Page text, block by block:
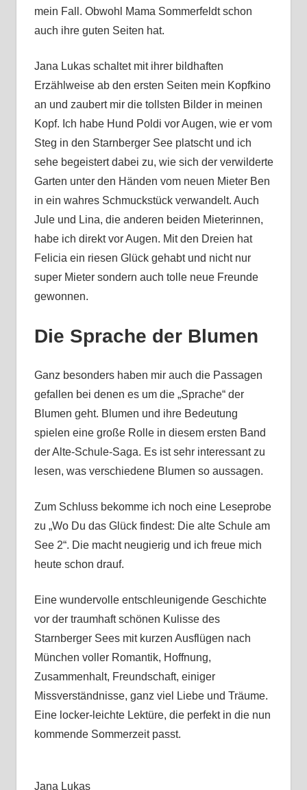
mein Fall. Obwohl Mama Sommerfeldt schon
auch ihre guten Seiten hat.
Jana Lukas schaltet mit ihrer bildhaften
Erzählweise ab den ersten Seiten mein Kopfkino
an und zaubert mir die tollsten Bilder in meinen
Kopf. Ich habe Hund Poldi vor Augen, wie er vom
Steg in den Starnberger See platscht und ich
sehe begeistert dabei zu, wie sich der verwilderte
Garten unter den Händen vom neuen Mieter Ben
in ein wahres Schmuckstück verwandelt. Auch
Jule und Lina, die anderen beiden Mieterinnen,
habe ich direkt vor Augen. Mit den Dreien hat
Felicia ein riesen Glück gehabt und nicht nur
super Mieter sondern auch tolle neue Freunde
gewonnen.
Die Sprache der Blumen
Ganz besonders haben mir auch die Passagen
gefallen bei denen es um die „Sprache“ der
Blumen geht. Blumen und ihre Bedeutung
spielen eine große Rolle in diesem ersten Band
der Alte-Schule-Saga. Es ist sehr interessant zu
lesen, was verschiedene Blumen so aussagen.
Zum Schluss bekomme ich noch eine Leseprobe
zu „Wo Du das Glück findest: Die alte Schule am
See 2“. Die macht neugierig und ich freue mich
heute schon drauf.
Eine wundervolle entschleunigende Geschichte
vor der traumhaft schönen Kulisse des
Starnberger Sees mit kurzen Ausflügen nach
München voller Romantik, Hoffnung,
Zusammenhalt, Freundschaft, einiger
Missverständnisse, ganz viel Liebe und Träume.
Eine locker-leichte Lektüre, die perfekt in die nun
kommende Sommerzeit passt.
Jana Lukas